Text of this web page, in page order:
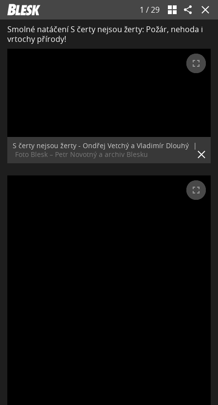
1 /29
Smolné natáčení S čerty nejsou žerty: Požár, nehoda i
vrtochy přírody!
S čerty nejsou žerty - Ondřej Vetchý a Vladimír Dlouhý
|
Foto Blesk – Petr Novotný a archiv Blesku